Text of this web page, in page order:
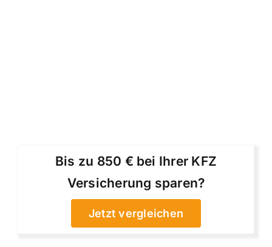
Bis zu 850 € bei Ihrer KFZ
Versicherung sparen?
Jetzt vergleichen